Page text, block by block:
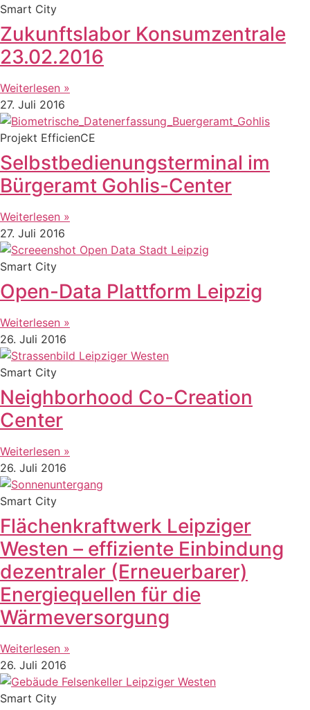
Smart City
Zukunftslabor Konsumzentrale
23.02.2016
Weiterlesen »
27. Juli 2016
Projekt EfficienCE
Selbstbedienungsterminal im
Bürgeramt Gohlis-Center
Weiterlesen »
27. Juli 2016
Smart City
Open-Data Plattform Leipzig
Weiterlesen »
26. Juli 2016
Smart City
Neighborhood Co-Creation
Center
Weiterlesen »
26. Juli 2016
Smart City
Flächenkraftwerk Leipziger
Westen – effiziente Einbindung
dezentraler (Erneuerbarer)
Energiequellen für die
Wärmeversorgung
Weiterlesen »
26. Juli 2016
Smart City